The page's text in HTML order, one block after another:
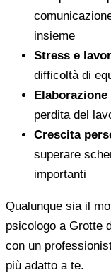
insieme
Stress e
difficoltà di
perdita del
Crescita
superare
importanti
Qualunque sia il
psicologo a Grotte
con un
più adatto a te.